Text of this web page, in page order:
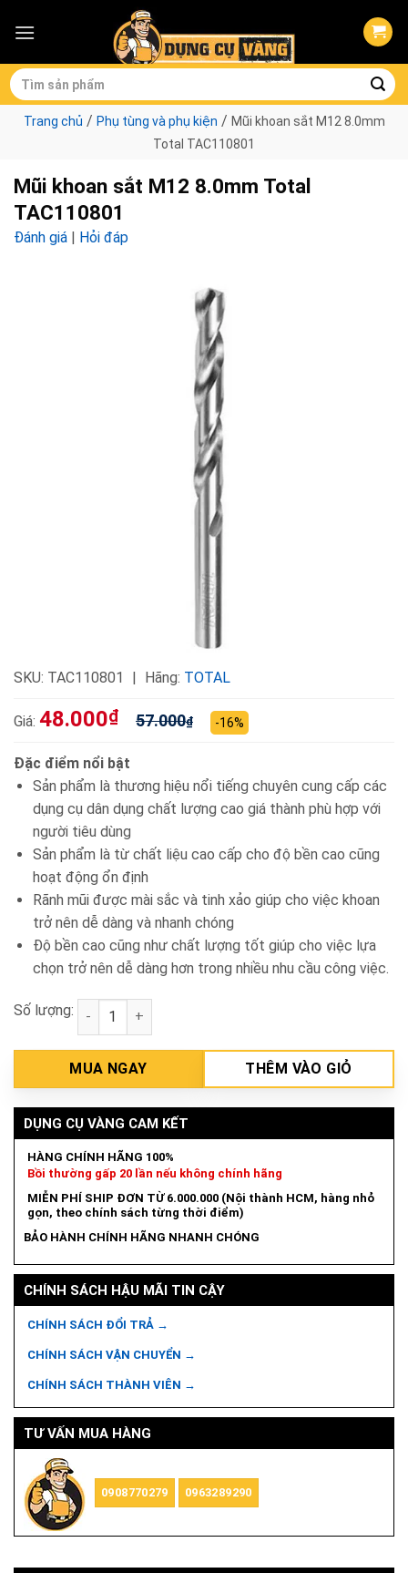
Tìm
kiếm:
Trang chủ / Phụ tùng và phụ kiện / Mũi khoan sắt M12 8.0mm
Total TAC110801
Mũi khoan sắt M12 8.0mm Total
TAC110801
Đánh giá | Hỏi đáp
SKU: TAC110801 Hãng: TOTAL
Giá: 48.000₫ 57.000₫ -16%
Đặc điểm nổi bật
Sản phẩm là thương hiệu nổi tiếng chuyên cung cấp các
dụng cụ dân dụng chất lượng cao giá thành phù hợp với
người tiêu dùng
Sản phẩm là từ chất liệu cao cấp cho độ bền cao cũng
hoạt động ổn định
Rãnh mũi được mài sắc và tinh xảo giúp cho việc khoan
trở nên dễ dàng và nhanh chóng
Độ bền cao cũng như chất lượng tốt giúp cho việc lựa
chọn trở nên dễ dàng hơn trong nhiều nhu cầu công việc.
Số lượng: Mũi khoan sắt M12 8.0mm Total TAC110801 số
MUA NGAY THÊM VÀO GIỎ
DỤNG CỤ VÀNG CAM KẾT
HÀNG CHÍNH HÃNG 100%
Bồi thường gấp 20 lần nếu không chính hãng
MIỄN PHÍ SHIP ĐƠN TỪ 6.000.000 (Nội thành HCM, hàng nhỏ
gọn, theo chính sách từng thời điểm)
BẢO HÀNH CHÍNH HÃNG NHANH CHÓNG
CHÍNH SÁCH HẬU MÃI TIN CẬY
CHÍNH SÁCH ĐỔI TRẢ →
CHÍNH SÁCH VẬN CHUYỂN →
CHÍNH SÁCH THÀNH VIÊN →
TƯ VẤN MUA HÀNG
0908770279 0963289290